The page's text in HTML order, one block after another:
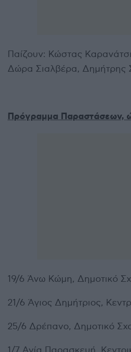
Παίζουν: Κώστας
Δώρα Σιαλβέρα, Δημήτρης
Πρόγραμμα Παραστάσεων,
19/6 Άνω Κώμη, Δημοτικό
21/6 Άγιος Δημήτριος,
25/6 Δρέπανο, Δημοτικό